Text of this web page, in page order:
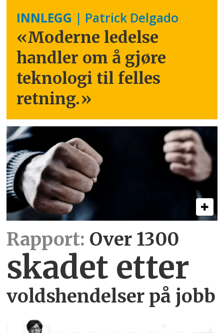
INNLEGG | Patrick Delgado
«Moderne ledelse
handler om å gjøre
teknologi til felles
retning.»
Rapport: Over 1300
skadet etter
voldshendelser på jobb